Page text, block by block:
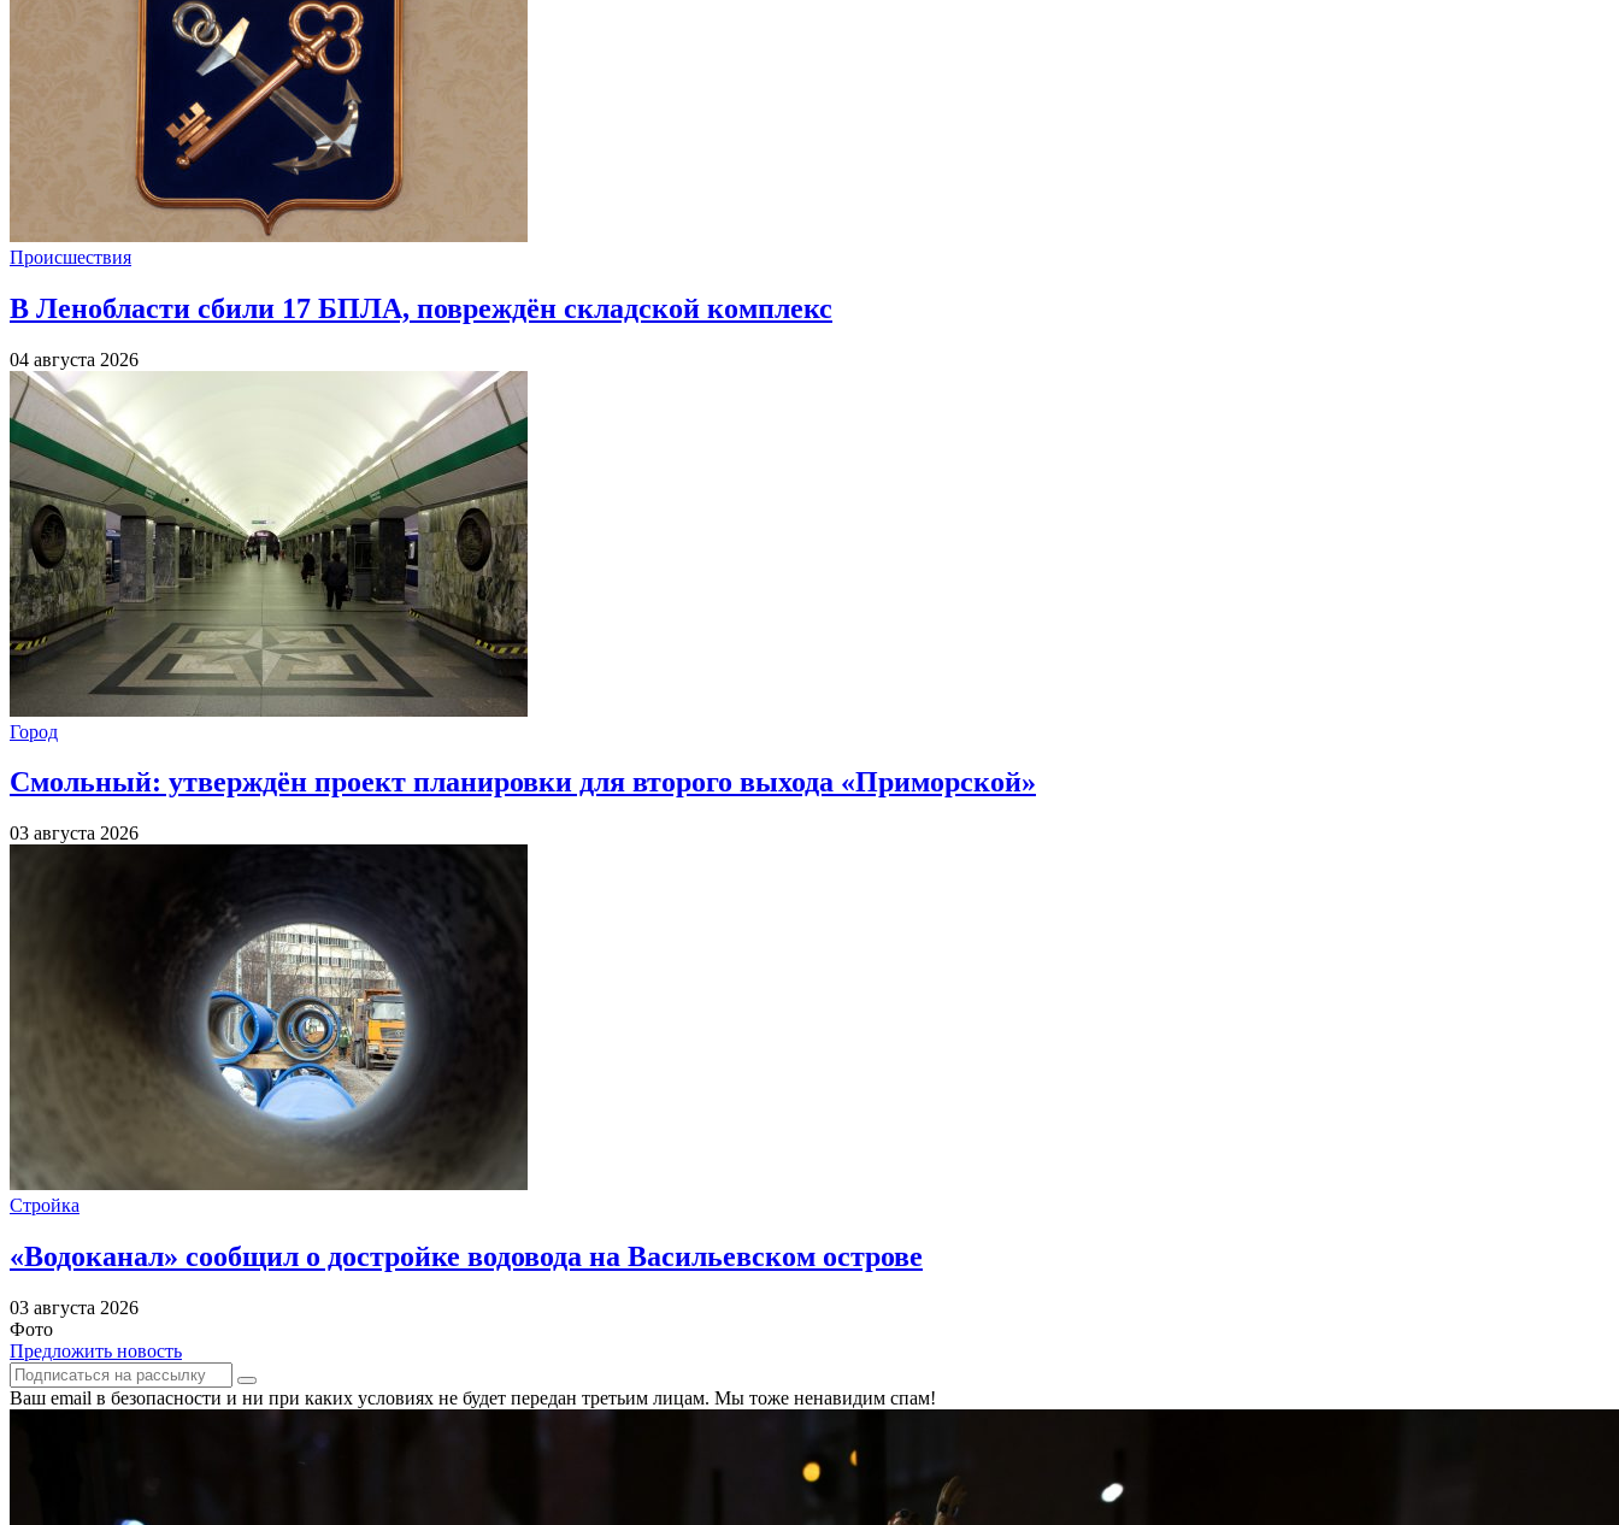
Происшествия
В Ленобласти сбили 17 БПЛА, повреждён складской комплекс
04 августа 2026
Город
Смольный: утверждён проект планировки для второго выхода «Приморской»
03 августа 2026
Стройка
«Водоканал» сообщил о достройке водовода на Васильевском острове
03 августа 2026
Фото
Предложить новость
Ваш email в безопасности и ни при каких условиях не будет передан третьим лицам. Мы тоже ненавидим спам!